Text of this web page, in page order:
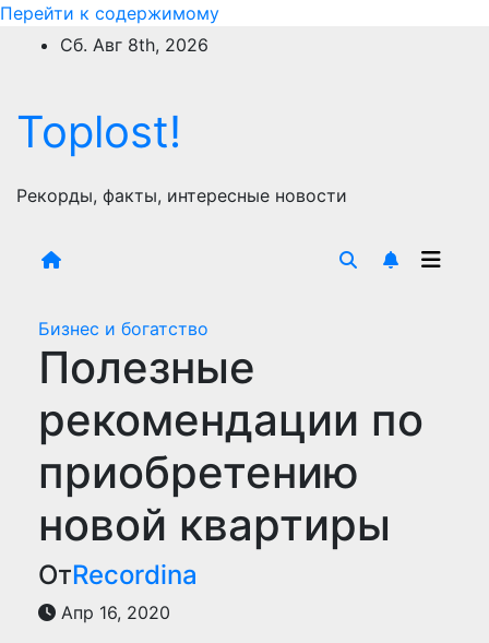
Перейти к содержимому
Сб. Авг 8th, 2026
Toplost!
Рекорды, факты, интересные новости
Бизнес и богатство
Полезные
рекомендации по
приобретению
новой квартиры
ОтRecordina
Апр 16, 2020